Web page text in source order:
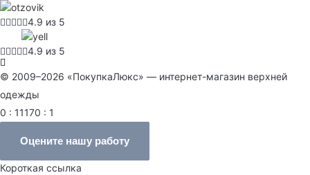
4.9 из 5
4.9 из 5
© 2009–2026 «ПокупкаЛюкс» — интернет-магазин верхней
одежды
0 : 11170 : 1
Оцените нашу работу
Короткая ссылка